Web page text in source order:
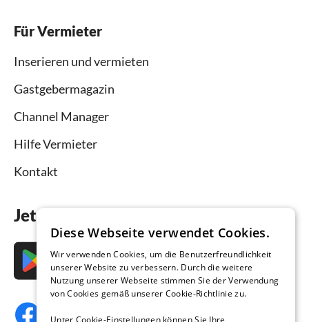
Für Vermieter
Inserieren und vermieten
Gastgebermagazin
Channel Manager
Hilfe Vermieter
Kontakt
Jetzt die App downloaden
Diese Webseite verwendet Cookies.
Wir verwenden Cookies, um die Benutzerfreundlichkeit
unserer Website zu verbessern. Durch die weitere
Nutzung unserer Webseite stimmen Sie der Verwendung
von Cookies gemäß unserer Cookie-Richtlinie zu.
Unter Cookie-Einstellungen können Sie Ihre